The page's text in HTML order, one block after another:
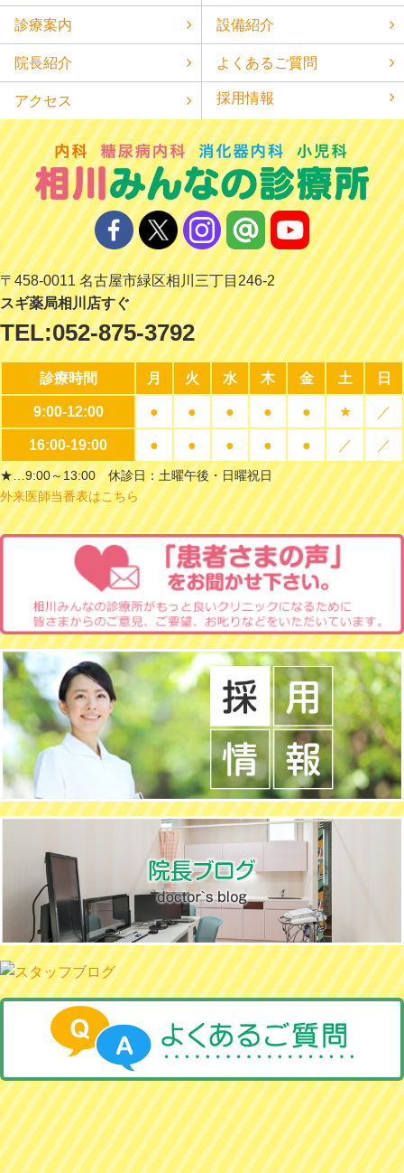
診療案内 設備紹介
院長紹介 よくあるご質問
アクセス 採用情報
〒458-0011 名古屋市緑区相川三丁目246-2
スギ薬局相川店すぐ
TEL:052-875-3792
診療時間 月 火 水 木 金 土 日
9:00-12:00 ● ● ● ● ● ★ ／
16:00-19:00 ● ● ● ● ● ／ ／
★…9:00～13:00 休診日：土曜午後・日曜祝日
外来医師当番表はこちら